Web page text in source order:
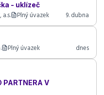
- uklízeč
Plný úvazek 9. dubna
Plný úvazek dnes
PARTNERA V